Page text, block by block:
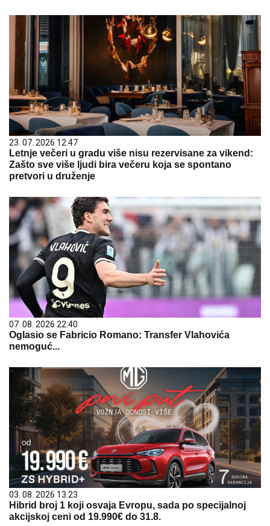
23. 07. 2026 12:47
Letnje večeri u gradu više nisu rezervisane za vikend:
Zašto sve više ljudi bira večeru koja se spontano
pretvori u druženje
07. 08. 2026 22:40
Oglasio se Fabricio Romano: Transfer Vlahovića
nemoguć...
03. 08. 2026 13:23
Hibrid broj 1 koji osvaja Evropu, sada po specijalnoj
akcijskoj ceni od 19.990€ do 31.8.